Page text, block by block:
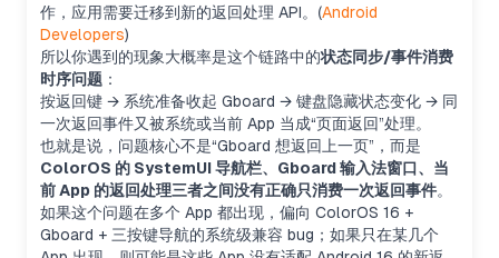
作，应用需要迁移到新的返回处理 API。(Android
Developers)
所以你遇到的现象大概率是这个链路中的状态同步/事件消费
时序问题 ：
按返回键 → 系统准备收起 Gboard → 键盘隐藏状态变化 → 同
一次返回事件又被系统或当前 App 当成“页面返回”处理。
也就是说，问题核心不是“Gboard 想返回上一页”，而是
ColorOS 的 SystemUI 导航栏、Gboard 输入法窗口、当
前 App 的返回处理三者之间没有正确只消费一次返回事件。
如果这个问题在多个 App 都出现，偏向 ColorOS 16 +
Gboard + 三按键导航的系统级兼容 bug；如果只在某几个